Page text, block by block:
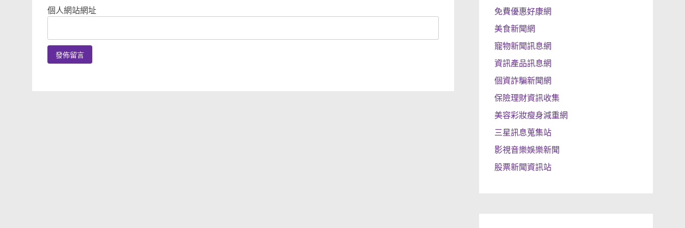
個人網站網址
免費優惠好康網
美食新聞網
寵物新聞訊息網
資訊產品訊息網
個資詐騙新聞網
保險理財資訊收集
美容彩妝瘦身減重網
三星訊息蒐集站
影視音樂娛樂新聞
股票新聞資訊站